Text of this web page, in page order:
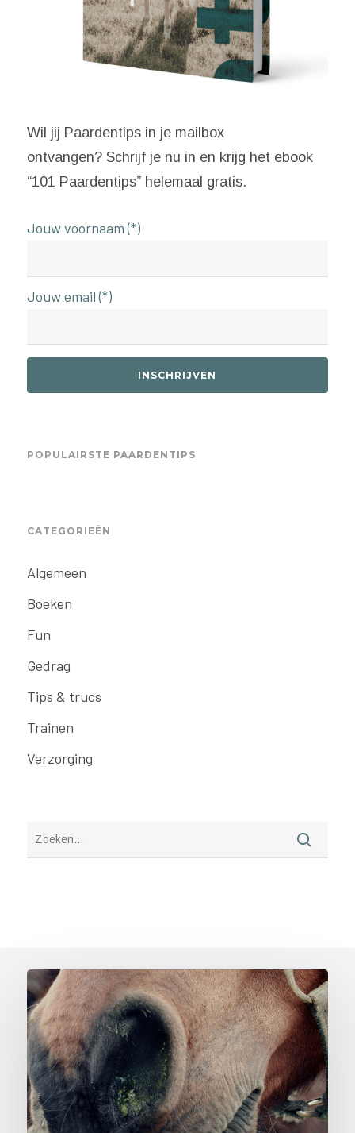
Wil jij Paardentips in je mailbox
ontvangen? Schrijf je nu in en krijg het ebook
“101 Paardentips” helemaal gratis.
Jouw voornaam (*)
Jouw email (*)
INSCHRIJVEN
POPULAIRSTE PAARDENTIPS
CATEGORIEËN
Algemeen
Boeken
Fun
Gedrag
Tips & trucs
Trainen
Verzorging